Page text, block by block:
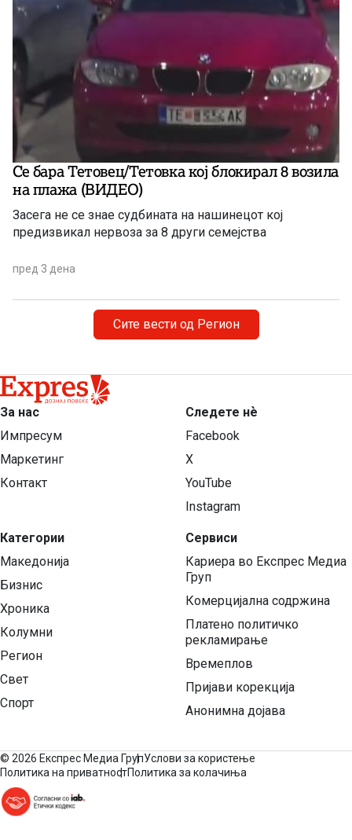
Се бара Тетовец/Тетовка кој блокирал 8 возила
на плажа (ВИДЕО)
Засега не се знае судбината на нашинецот кој
предизвикал нервоза за 8 други семејства
пред 3 дена
Сите вести од Регион
За нас
Импресум
Маркетинг
Контакт
Категории
Македонија
Бизнис
Хроника
Колумни
Регион
Свет
Спорт
Следете нѐ
Facebook
X
YouTube
Instagram
Сервиси
Кариера во Експрес Медиа
Груп
Комерцијална содржина
Платено политичко
рекламирање
Времеплов
Пријави корекција
Анонимна дојава
© 2026 Експрес Медиа ГрупУслови за користење
Политика на приватностПолитика за колачиња